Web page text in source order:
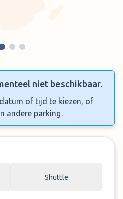
niet beschikbaar.
of tijd te kiezen, of
andere parking.
Shuttle